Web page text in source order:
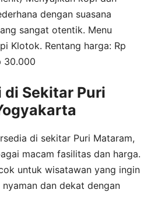
dengan suasana
sangat otentik. Menu
Klotok. Rentang harga: Rp
30.000
di Sekitar Puri
di sekitar Puri Mataram,
macam fasilitas dan harga.
untuk wisatawan yang ingin
dan dekat dengan